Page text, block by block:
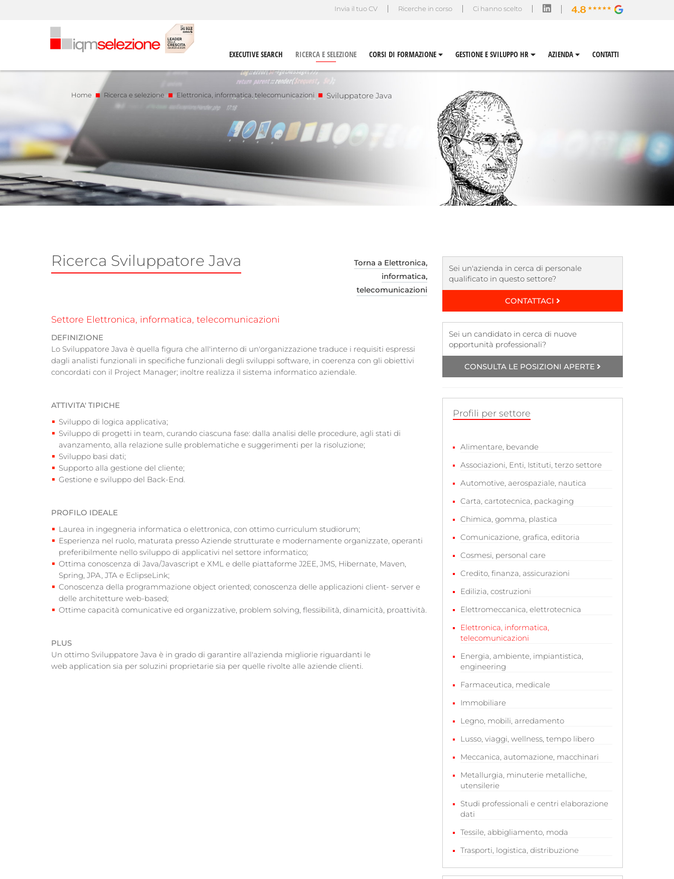
Ci hanno scelto
Ricerche in corso
Invia il tuo CV
EXECUTIVE SEARCH RICERCA E SELEZIONE CORSI DI FORMAZIONE GESTIONE E SVILUPPO HR AZIENDA CONTATTI
Home Ricerca e selezione Elettronica, informatica, telecomunicazioni Sviluppatore Java
Ricerca Sviluppatore Java
Torna a Elettronica,
informatica,
telecomunicazioni
Settore Elettronica, informatica, telecomunicazioni
DEFINIZIONE
Lo Sviluppatore Java è quella figura che all'interno di un'organizzazione traduce i requisiti espressi
dagli analisti funzionali in specifiche funzionali degli sviluppi software, in coerenza con gli obiettivi
concordati con il Project Manager; inoltre realizza il sistema informatico aziendale.
ATTIVITA' TIPICHE
Sviluppo di logica applicativa;
Sviluppo di progetti in team, curando ciascuna fase: dalla analisi delle procedure, agli stati di
avanzamento, alla relazione sulle problematiche e suggerimenti per la risoluzione;
Sviluppo basi dati;
Supporto alla gestione del cliente;
Gestione e sviluppo del Back-End.
PROFILO IDEALE
Laurea in ingegneria informatica o elettronica, con ottimo curriculum studiorum;
Esperienza nel ruolo, maturata presso Aziende strutturate e modernamente organizzate, operanti
preferibilmente nello sviluppo di applicativi nel settore informatico;
Ottima conoscenza di Java/Javascript e XML e delle piattaforme J2EE, JMS, Hibernate, Maven,
Spring, JPA, JTA e EclipseLink;
Conoscenza della programmazione object oriented; conoscenza delle applicazioni client- server e
delle architetture web-based;
Ottime capacità comunicative ed organizzative, problem solving, flessibilità, dinamicità, proattività.
PLUS
Un ottimo Sviluppatore Java è in grado di garantire all'azienda migliorie riguardanti le
web application sia per soluzini proprietarie sia per quelle rivolte alle aziende clienti.
Sei un'azienda in cerca di personale
qualificato in questo settore?
CONTATTACI
Sei un candidato in cerca di nuove
opportunità professionali?
CONSULTA LE POSIZIONI APERTE
Profili per settore
Alimentare, bevande
Associazioni, Enti, Istituti, terzo settore
Automotive, aerospaziale, nautica
Carta, cartotecnica, packaging
Chimica, gomma, plastica
Comunicazione, grafica, editoria
Cosmesi, personal care
Credito, finanza, assicurazioni
Edilizia, costruzioni
Elettromeccanica, elettrotecnica
Elettronica, informatica,
telecomunicazioni
Energia, ambiente, impiantistica,
engineering
Farmaceutica, medicale
Immobiliare
Legno, mobili, arredamento
Lusso, viaggi, wellness, tempo libero
Meccanica, automazione, macchinari
Metallurgia, minuterie metalliche,
utensilerie
Studi professionali e centri elaborazione
dati
Tessile, abbigliamento, moda
Trasporti, logistica, distribuzione